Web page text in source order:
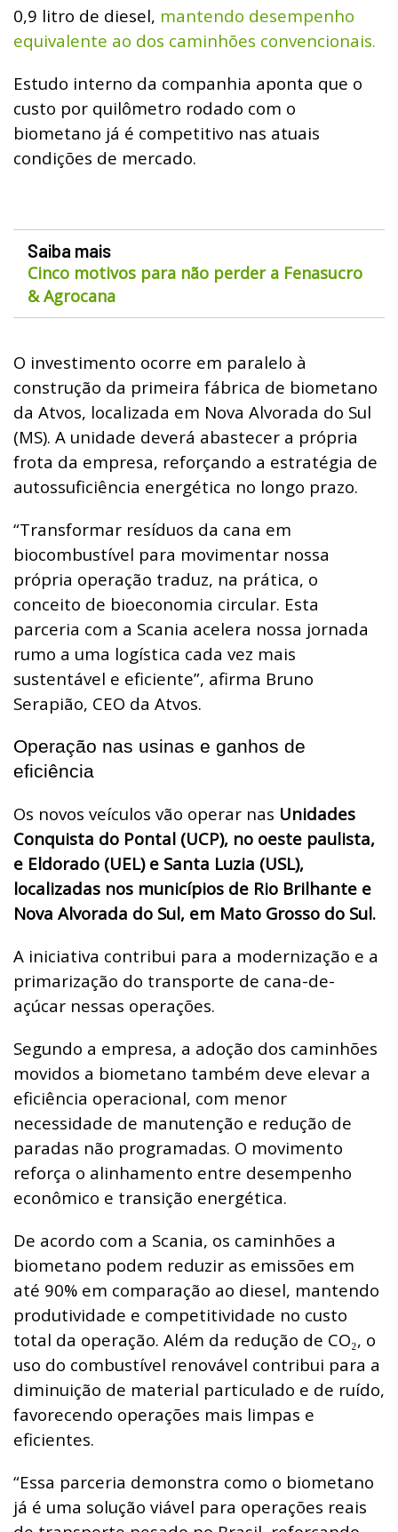
0,9 litro de diesel, mantendo desempenho
equivalente ao dos caminhões convencionais.
Estudo interno da companhia aponta que o
custo por quilômetro rodado com o
biometano já é competitivo nas atuais
condições de mercado.
Saiba mais
Cinco motivos para não perder a Fenasucro
& Agrocana
O investimento ocorre em paralelo à
construção da primeira fábrica de biometano
da Atvos, localizada em Nova Alvorada do Sul
(MS). A unidade deverá abastecer a própria
frota da empresa, reforçando a estratégia de
autossuficiência energética no longo prazo.
“Transformar resíduos da cana em
biocombustível para movimentar nossa
própria operação traduz, na prática, o
conceito de bioeconomia circular. Esta
parceria com a Scania acelera nossa jornada
rumo a uma logística cada vez mais
sustentável e eficiente”, afirma Bruno
Serapião, CEO da Atvos.
Operação nas usinas e ganhos de
eficiência
Os novos veículos vão operar nas Unidades
Conquista do Pontal (UCP), no oeste paulista,
e Eldorado (UEL) e Santa Luzia (USL),
localizadas nos municípios de Rio Brilhante e
Nova Alvorada do Sul, em Mato Grosso do Sul.
A iniciativa contribui para a modernização e a
primarização do transporte de cana-de-
açúcar nessas operações.
Segundo a empresa, a adoção dos caminhões
movidos a biometano também deve elevar a
eficiência operacional, com menor
necessidade de manutenção e redução de
paradas não programadas. O movimento
reforça o alinhamento entre desempenho
econômico e transição energética.
De acordo com a Scania, os caminhões a
biometano podem reduzir as emissões em
até 90% em comparação ao diesel, mantendo
produtividade e competitividade no custo
total da operação. Além da redução de CO₂, o
uso do combustível renovável contribui para a
diminuição de material particulado e de ruído,
favorecendo operações mais limpas e
eficientes.
“Essa parceria demonstra como o biometano
já é uma solução viável para operações reais